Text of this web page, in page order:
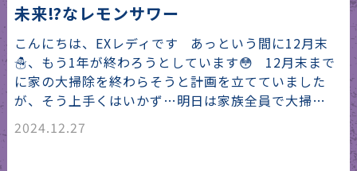
未来⁉︎なレモンサワー
こんにちは、EXレディです あっという間に12月末
☃️、もう1年が終わろうとしています😳 12月末まで
に家の大掃除を終わらそうと計画を立てていました
が、そう上手くはいかず…明日は家族全員で大掃…
2024.12.27